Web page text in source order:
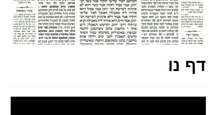
דף נו